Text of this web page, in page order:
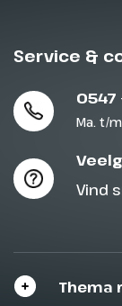
Service &
0547
Ma. t/
Vind
Thema